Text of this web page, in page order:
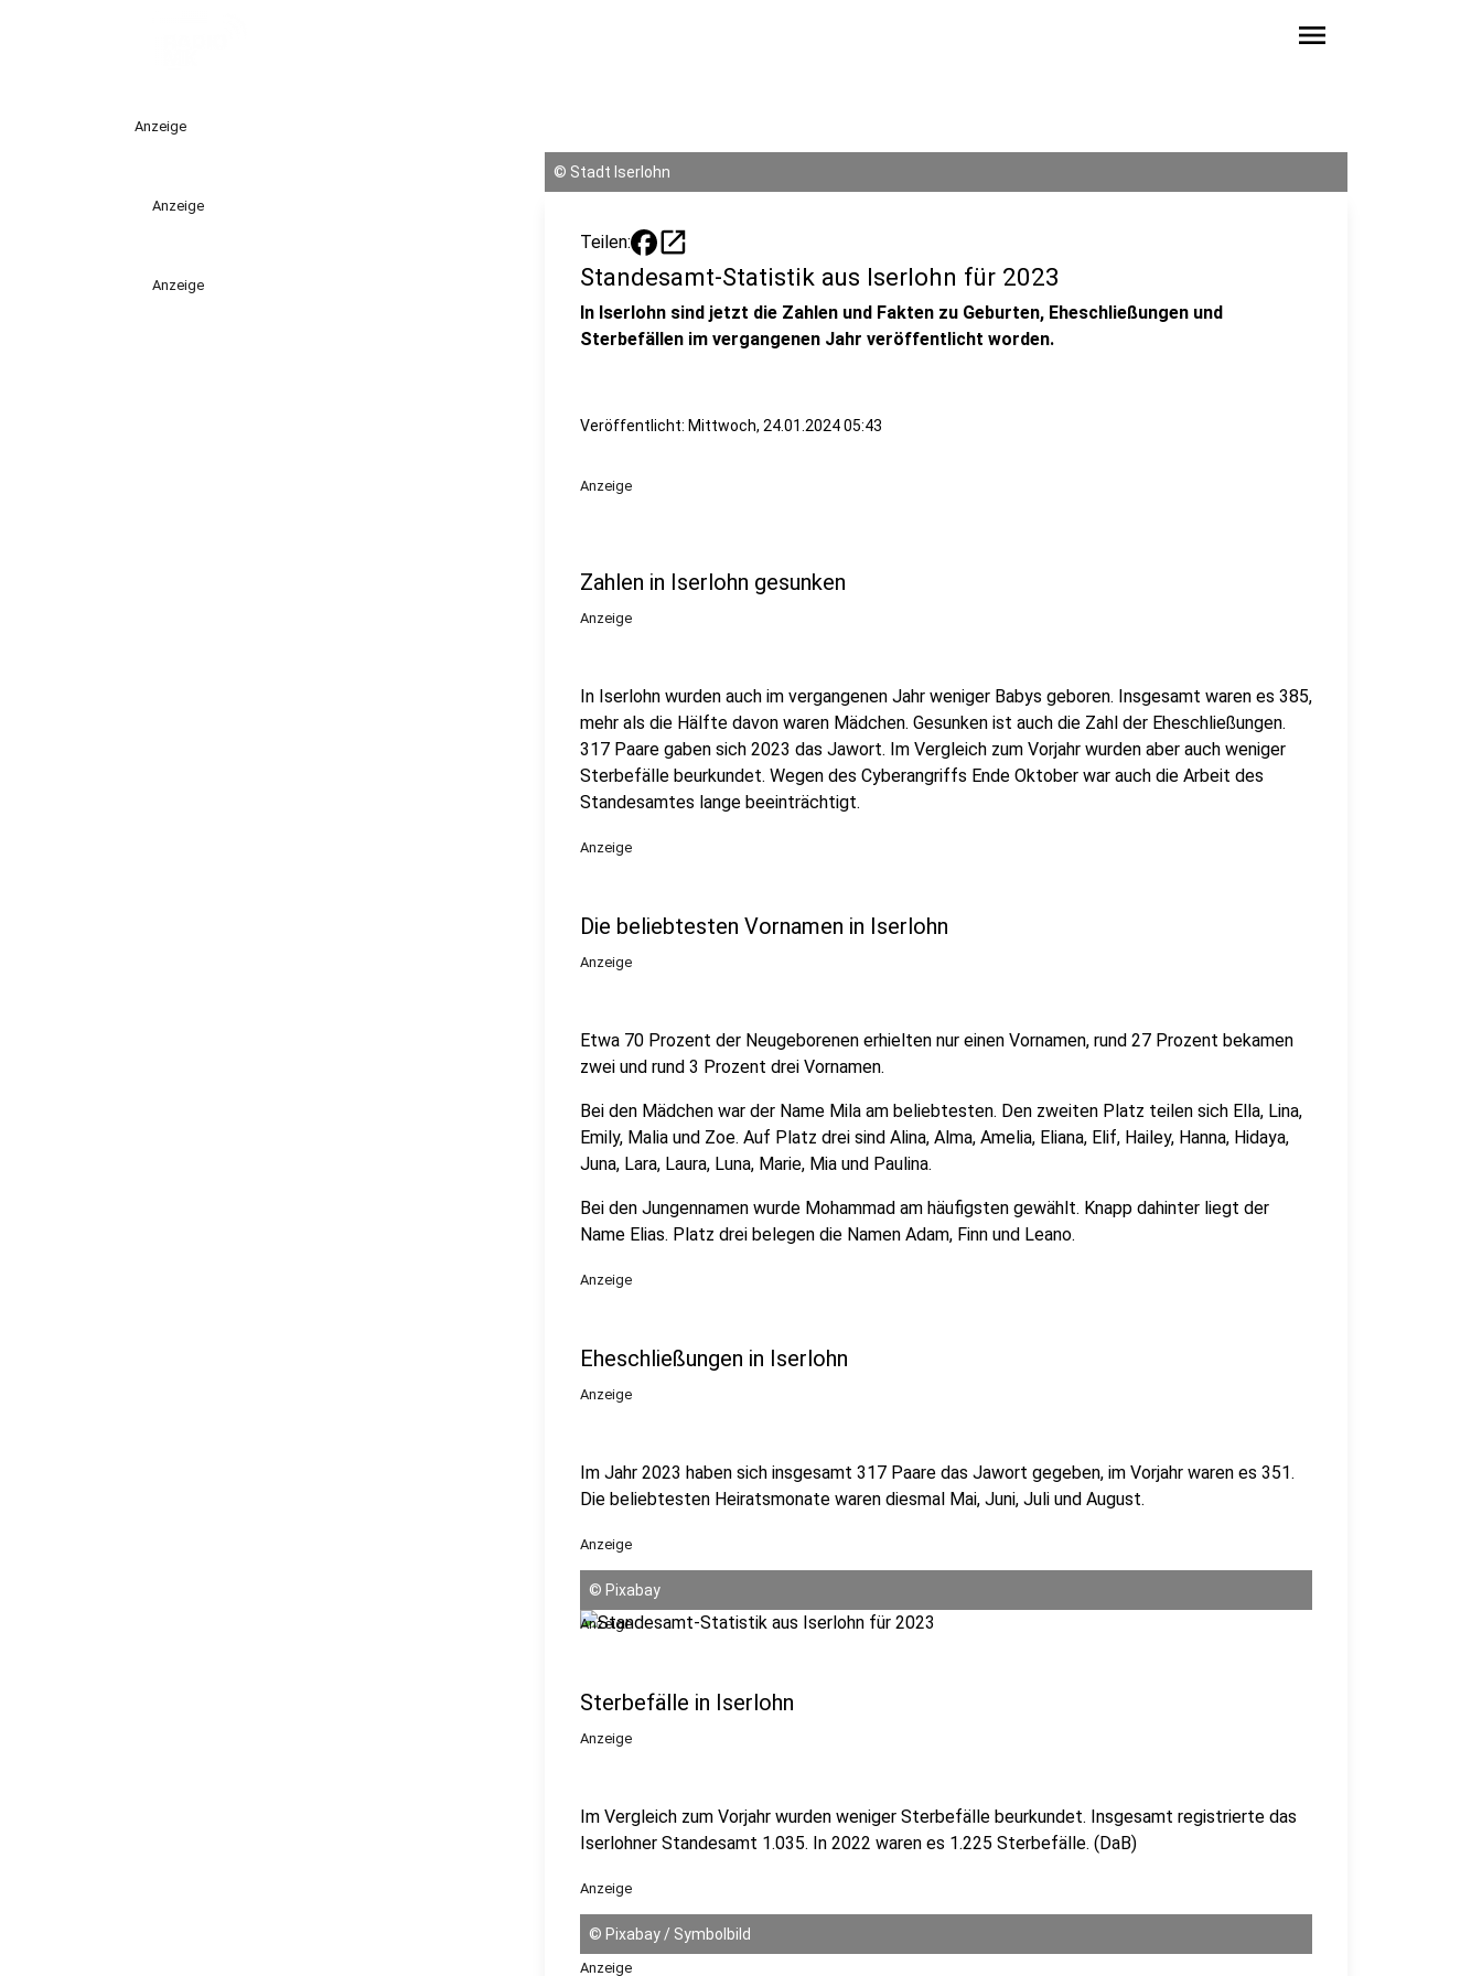
menu
Anzeige
Anzeige
Anzeige
© Stadt Iserlohn
Teilen: open_in_new
Standesamt-Statistik aus Iserlohn für 2023
In Iserlohn sind jetzt die Zahlen und Fakten zu Geburten, Eheschließungen und
Sterbefällen im vergangenen Jahr veröffentlicht worden.
Veröffentlicht: Mittwoch, 24.01.2024 05:43
Anzeige
Zahlen in Iserlohn gesunken
Anzeige
In Iserlohn wurden auch im vergangenen Jahr weniger Babys geboren. Insgesamt waren es 385,
mehr als die Hälfte davon waren Mädchen. Gesunken ist auch die Zahl der Eheschließungen.
317 Paare gaben sich 2023 das Jawort. Im Vergleich zum Vorjahr wurden aber auch weniger
Sterbefälle beurkundet. Wegen des Cyberangriffs Ende Oktober war auch die Arbeit des
Standesamtes lange beeinträchtigt.
Anzeige
Die beliebtesten Vornamen in Iserlohn
Anzeige
Etwa 70 Prozent der Neugeborenen erhielten nur einen Vornamen, rund 27 Prozent bekamen
zwei und rund 3 Prozent drei Vornamen.
Bei den Mädchen war der Name Mila am beliebtesten. Den zweiten Platz teilen sich Ella, Lina,
Emily, Malia und Zoe. Auf Platz drei sind Alina, Alma, Amelia, Eliana, Elif, Hailey, Hanna, Hidaya,
Juna, Lara, Laura, Luna, Marie, Mia und Paulina.
Bei den Jungennamen wurde Mohammad am häufigsten gewählt. Knapp dahinter liegt der
Name Elias. Platz drei belegen die Namen Adam, Finn und Leano.
Anzeige
Eheschließungen in Iserlohn
Anzeige
Im Jahr 2023 haben sich insgesamt 317 Paare das Jawort gegeben, im Vorjahr waren es 351.
Die beliebtesten Heiratsmonate waren diesmal Mai, Juni, Juli und August.
Anzeige
© Pixabay
Anzeige
Sterbefälle in Iserlohn
Anzeige
Im Vergleich zum Vorjahr wurden weniger Sterbefälle beurkundet. Insgesamt registrierte das
Iserlohner Standesamt 1.035. In 2022 waren es 1.225 Sterbefälle. (DaB)
Anzeige
© Pixabay / Symbolbild
Anzeige